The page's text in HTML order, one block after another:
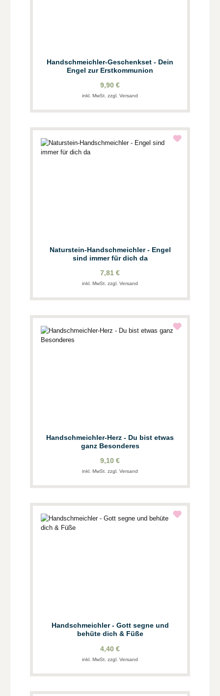
Handschmeichler-Geschenkset - Dein
Engel zur Erstkommunion
9,90 €
inkl. MwSt. zzgl. Versand
Naturstein-Handschmeichler - Engel
sind immer für dich da
7,81 €
inkl. MwSt. zzgl. Versand
Handschmeichler-Herz - Du bist etwas
ganz Besonderes
9,10 €
inkl. MwSt. zzgl. Versand
Handschmeichler - Gott segne und
behüte dich & Füße
4,40 €
inkl. MwSt. zzgl. Versand